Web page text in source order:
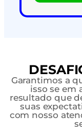
Garantimos a
isso se em
resultado que
suas
com nosso